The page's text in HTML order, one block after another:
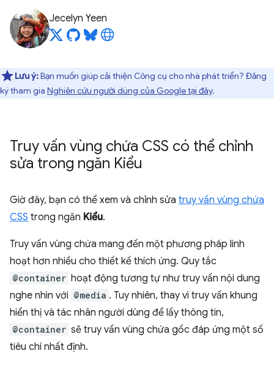
Jecelyn Yeen
Lưu ý:Bạn muốn giúp cải thiện Công cụ cho nhà phát triển? Đăng
ký tham gia Nghiên cứu người dùng của Google tại đây.
Truy vấn vùng chứa CSS có thể chỉnh
sửa trong ngăn Kiểu
Giờ đây, bạn có thể xem và chỉnh sửa truy vấn vùng chứa
CSS trong ngăn Kiểu.
Truy vấn vùng chứa mang đến một phương pháp linh
hoạt hơn nhiều cho thiết kế thích ứng. Quy tắc
@container hoạt động tương tự như truy vấn nội dung
nghe nhìn với @media . Tuy nhiên, thay vì truy vấn khung
hiển thị và tác nhân người dùng để lấy thông tin,
@container sẽ truy vấn vùng chứa gốc đáp ứng một số
tiêu chí nhất định.